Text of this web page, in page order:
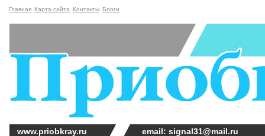
Главная Карта сайта Контакты Блоги
www.priobkray.ru email: signal31@mail.ru